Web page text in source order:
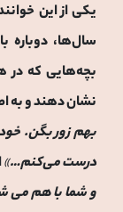
یکی از این
سال‌ها، دوباره
بچه‌هایی که در
نشان دهند و به
بهم زور بگن.
درست می‌کنم…»
و شما با هم می